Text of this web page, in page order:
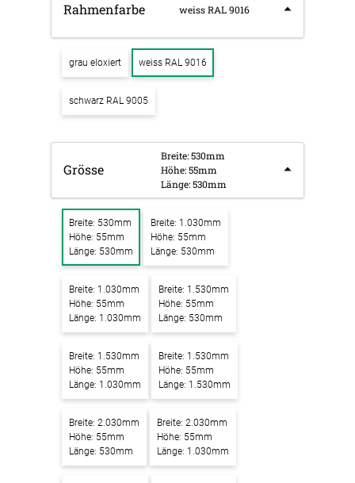
Rahmenfarbe weiss RAL 9016
grau eloxiert weiss RAL 9016
schwarz RAL 9005
Grösse
Breite: 530mm
Höhe: 55mm
Länge: 530mm
Breite: 530mm
Höhe: 55mm
Länge: 530mm
Breite: 1.030mm
Höhe: 55mm
Länge: 530mm
Breite: 1.030mm
Höhe: 55mm
Länge: 1.030mm
Breite: 1.530mm
Höhe: 55mm
Länge: 530mm
Breite: 1.530mm
Höhe: 55mm
Länge: 1.030mm
Breite: 1.530mm
Höhe: 55mm
Länge: 1.530mm
Breite: 2.030mm
Höhe: 55mm
Länge: 530mm
Breite: 2.030mm
Höhe: 55mm
Länge: 1.030mm